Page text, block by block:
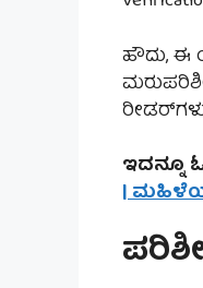
ಹೌದು, ಈ
ಇದನ್ನೂ
|